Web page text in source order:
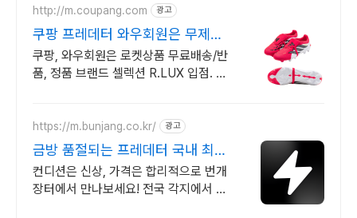
http://m.coupang.com 광고
쿠팡 프레데터 와우회원은 무제한
무료배송
쿠팡, 와우회원은 로켓상품 무료배송/반
품, 정품 브랜드 셀렉션 R.LUX 입점. 좋
https://m.bunjang.co.kr/ 광고
금방 품절되는 프레데터 국내 최대
브랜드 중고거래
컨디션은 신상, 가격은 합리적으로 번개
장터에서 만나보세요! 전국 각지에서 올